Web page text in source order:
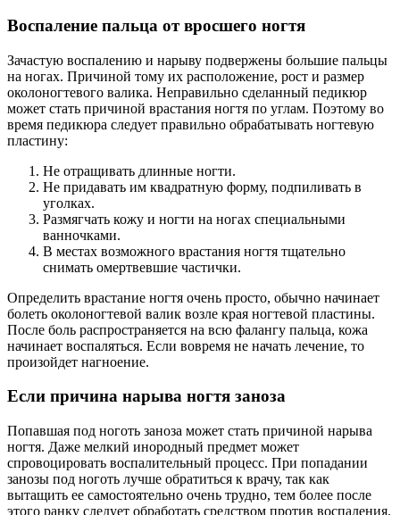
Воспаление пальца от вросшего ногтя
Зачастую воспалению и нарыву подвержены большие пальцы
на ногах. Причиной тому их расположение, рост и размер
околоногтевого валика. Неправильно сделанный педикюр
может стать причиной врастания ногтя по углам. Поэтому во
время педикюра следует правильно обрабатывать ногтевую
пластину:
Не отращивать длинные ногти.
Не придавать им квадратную форму, подпиливать в
уголках.
Размягчать кожу и ногти на ногах специальными
ванночками.
В местах возможного врастания ногтя тщательно
снимать омертвевшие частички.
Определить врастание ногтя очень просто, обычно начинает
болеть околоногтевой валик возле края ногтевой пластины.
После боль распространяется на всю фалангу пальца, кожа
начинает воспаляться. Если вовремя не начать лечение, то
произойдет нагноение.
Если причина нарыва ногтя заноза
Попавшая под ноготь заноза может стать причиной нарыва
ногтя. Даже мелкий инородный предмет может
спровоцировать воспалительный процесс. При попадании
занозы под ноготь лучше обратиться к врачу, так как
вытащить ее самостоятельно очень трудно, тем более после
этого ранку следует обработать средством против воспаления.